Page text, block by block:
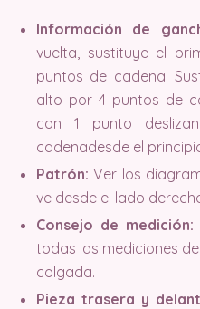
Información de
vuelta, sustituye el
puntos de cadena.
alto por 4 puntos de
con 1 punto
cadenadesde el
Patrón: Ver los
ve desde el lado
Consejo de medición:
todas las mediciones
colgada.
Pieza trasera y